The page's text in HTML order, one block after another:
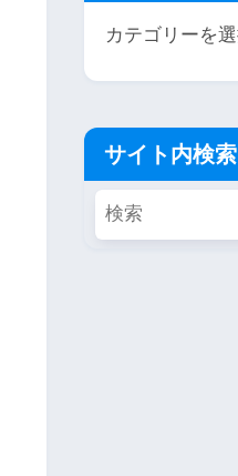
サイト内検索